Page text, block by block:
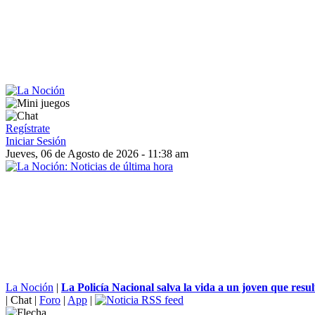
Regístrate
Iniciar Sesión
Jueves, 06 de Agosto de 2026 - 11:38 am
La Noción | La Policía Nacional salva la vida a un joven que
| Chat | Foro | App |